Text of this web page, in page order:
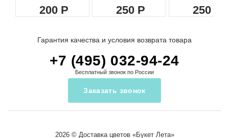
200 250 250
Гарантия качества и условия возврата товара
+7 (495) 032-94-24
Бесплатный звонок по России
Заказать звонок
2026 © Доставка цветов«Букет Лета»